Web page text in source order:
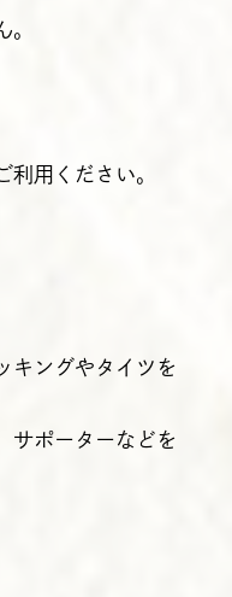
用ください。
キングやタイツを
サポーターなどを